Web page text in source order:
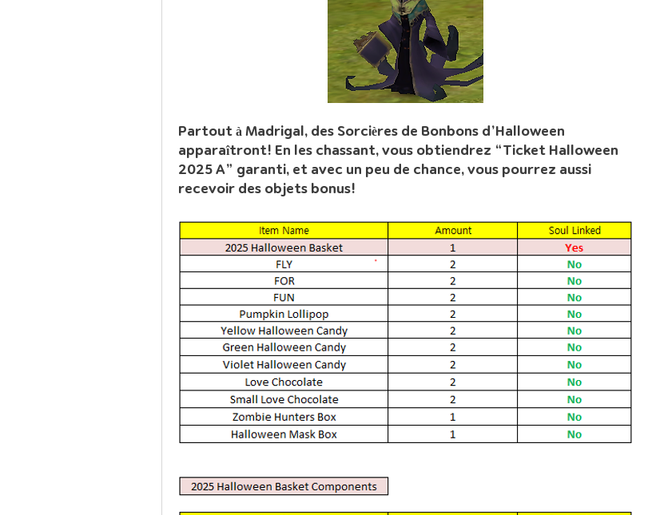
Partout à Madrigal, des Sorcières de Bonbons d’Halloween
apparaîtront! En les chassant, vous obtiendrez “Ticket Halloween
2025 A” garanti, et avec un peu de chance, vous pourrez aussi
recevoir des objets bonus!